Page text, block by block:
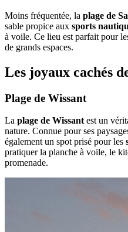
Moins fréquentée, la plage de
sable propice aux sports
à voile. Ce lieu est parfait pour
de grands espaces.
Les joyaux cachés
Plage de Wissant
La plage de Wissant est un
nature. Connue pour ses
également un spot prisé pour les
pratiquer la planche à voile, le
promenade.